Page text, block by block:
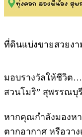
ที่ดินแบ่งขายสวยงา
มอบรางวัลให้ชีวิต
สวนโมริ” สุพรรณบุรี
หากคุณกำลังมองห
ตากอากาศ หรือวา